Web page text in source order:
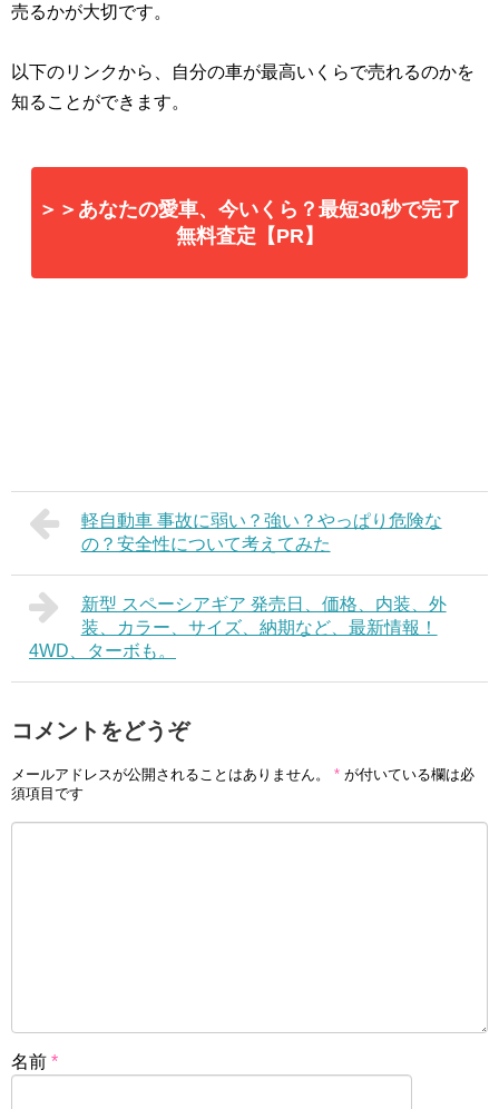
売るかが大切です。
以下のリンクから、自分の車が最高いくらで売れるのかを
知ることができます。
＞＞あなたの愛車、今いくら？最短30秒で完了
無料査定【PR】
軽自動車 事故に弱い？強い？やっぱり危険な
の？安全性について考えてみた
新型 スペーシアギア 発売日、価格、内装、外
装、カラー、サイズ、納期など、最新情報！
4WD、ターボも。
コメントをどうぞ
メールアドレスが公開されることはありません。 * が付いている欄は必
須項目です
名前 *